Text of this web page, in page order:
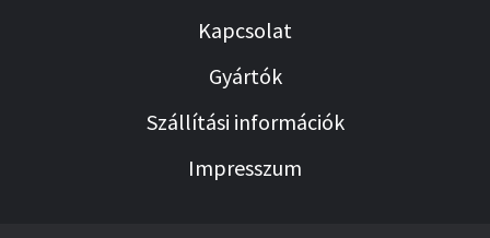
Kapcsolat
Gyártók
Szállítási információk
Impresszum